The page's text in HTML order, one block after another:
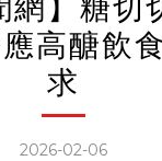
網】糖切
高醣飲
求
2026-02-06